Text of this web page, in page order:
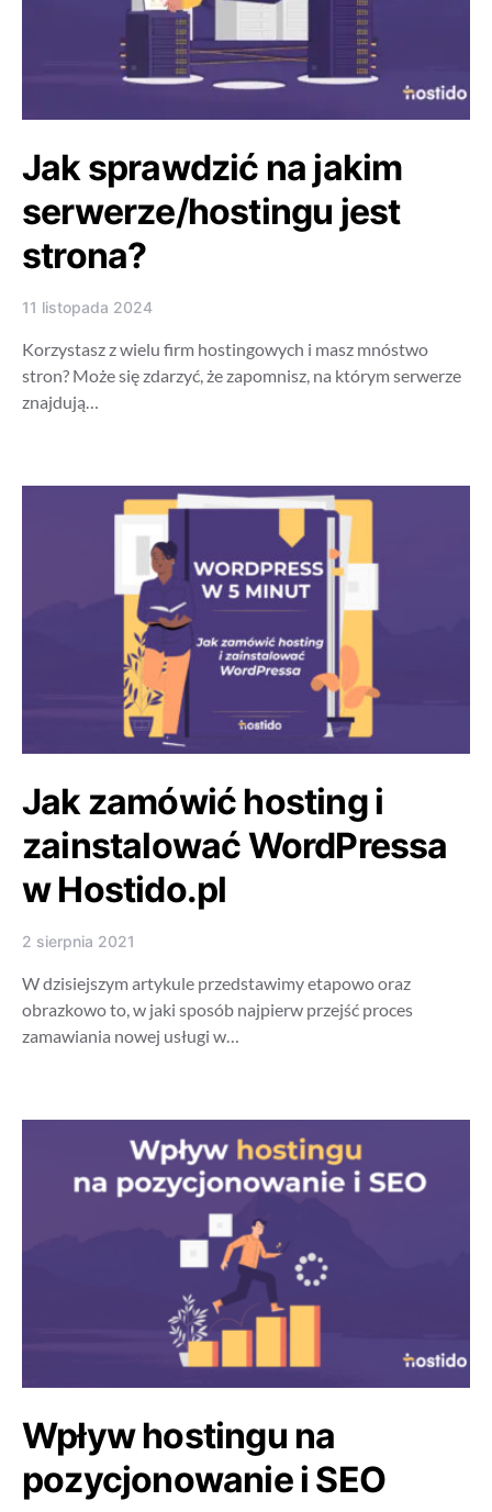
Jak sprawdzić na jakim
serwerze/hostingu jest
strona?
11 listopada 2024
Korzystasz z wielu firm hostingowych i masz mnóstwo
stron? Może się zdarzyć, że zapomnisz, na którym serwerze
znajdują…
Jak zamówić hosting i
zainstalować WordPressa
w Hostido.pl
2 sierpnia 2021
W dzisiejszym artykule przedstawimy etapowo oraz
obrazkowo to, w jaki sposób najpierw przejść proces
zamawiania nowej usługi w…
Wpływ hostingu na
pozycjonowanie i SEO